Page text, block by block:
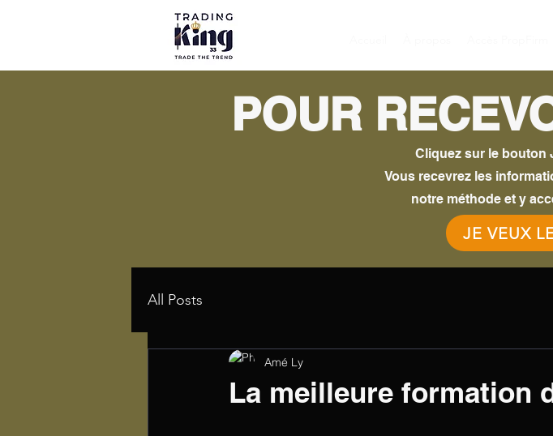
POUR
Cliquez sur le bouton
Vous recevrez les
notre méthode et y
JE VEUX
All Posts
La meilleure formation
Amé Ly